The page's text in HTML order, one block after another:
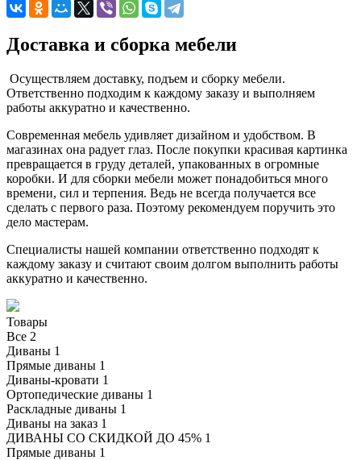
Доставка и сборка мебели
Осуществляем доставку, подъем и сборку мебели.
Ответственно подходим к каждому заказу и выполняем
работы аккуратно и качественно.
Современная мебель удивляет дизайном и удобством. В
магазинах она радует глаз. После покупки красивая картинка
превращается в груду деталей, упакованных в огромные
коробки. И для сборки мебели может понадобиться много
времени, сил и терпения. Ведь не всегда получается все
сделать с первого раза. Поэтому рекомендуем поручить это
дело мастерам.
Специалисты нашей компании ответственно подходят к
каждому заказу и считают своим долгом выполнить работы
аккуратно и качественно.
Товары
Все 2
Диваны 1
Прямые диваны 1
Диваны-кровати 1
Ортопедические диваны 1
Раскладные диваны 1
Диваны на заказ 1
ДИВАНЫ СО СКИДКОЙ ДО 45% 1
Прямые диваны 1